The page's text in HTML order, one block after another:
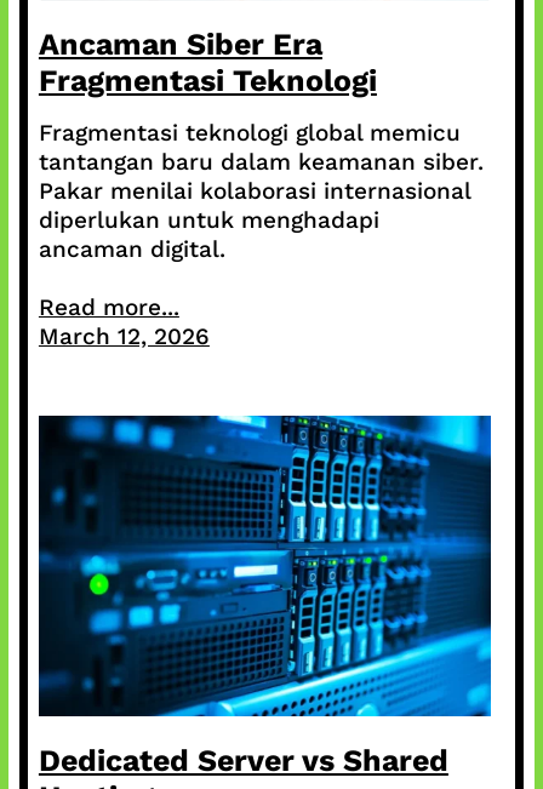
Ancaman Siber Era
Fragmentasi Teknologi
Fragmentasi teknologi global memicu
tantangan baru dalam keamanan siber.
Pakar menilai kolaborasi internasional
diperlukan untuk menghadapi
ancaman digital.
Read more...
March 12, 2026
Dedicated Server vs Shared